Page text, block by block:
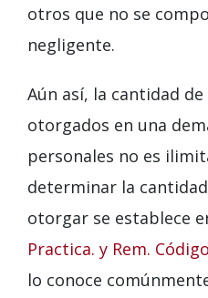
otros que no se
negligente.
Aún así, la cantidad
otorgados en una
personales no es
determinar la
otorgar se establece
Practica. y Rem.
lo conoce